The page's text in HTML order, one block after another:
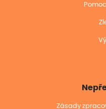
Zásady